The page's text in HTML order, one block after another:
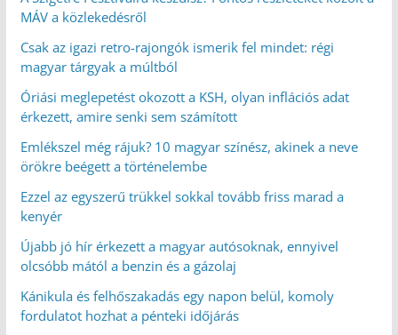
MÁV a közlekedésről
Csak az igazi retro-rajongók ismerik fel mindet: régi
magyar tárgyak a múltból
Óriási meglepetést okozott a KSH, olyan inflációs adat
érkezett, amire senki sem számított
Emlékszel még rájuk? 10 magyar színész, akinek a neve
örökre beégett a történelembe
Ezzel az egyszerű trükkel sokkal tovább friss marad a
kenyér
Újabb jó hír érkezett a magyar autósoknak, ennyivel
olcsóbb mától a benzin és a gázolaj
Kánikula és felhőszakadás egy napon belül, komoly
fordulatot hozhat a pénteki időjárás